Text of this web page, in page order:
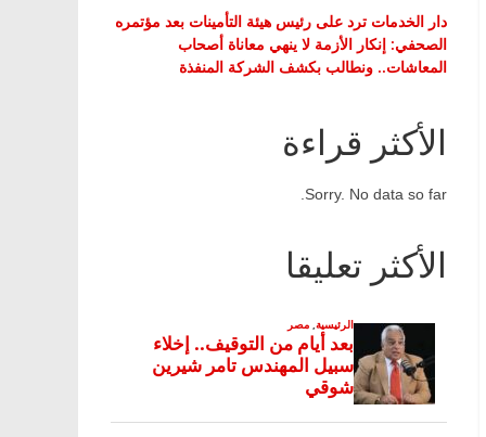
دار الخدمات ترد على رئيس هيئة التأمينات بعد مؤتمره
الصحفي: إنكار الأزمة لا ينهي معاناة أصحاب
المعاشات.. ونطالب بكشف الشركة المنفذة
الأكثر قراءة
Sorry. No data so far.
الأكثر تعليقا